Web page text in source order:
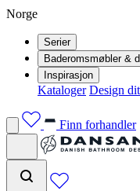
Norge
Serier
Baderomsmøbler &
Inspirasjon
Kataloger Design
Finn forhandler